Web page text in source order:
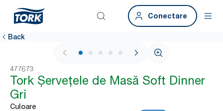
Conectare
Back
1 / 6
477673
Tork Șervețele de Masă Soft Dinner
Gri
Culoare